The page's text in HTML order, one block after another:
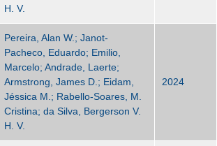
H. V.
Pereira, Alan W.; Janot-
Pacheco, Eduardo; Emilio,
Marcelo; Andrade, Laerte;
Armstrong, James D.; Eidam,
Jéssica M.; Rabello-Soares, M.
Cristina; da Silva, Bergerson V.
H. V.
2024